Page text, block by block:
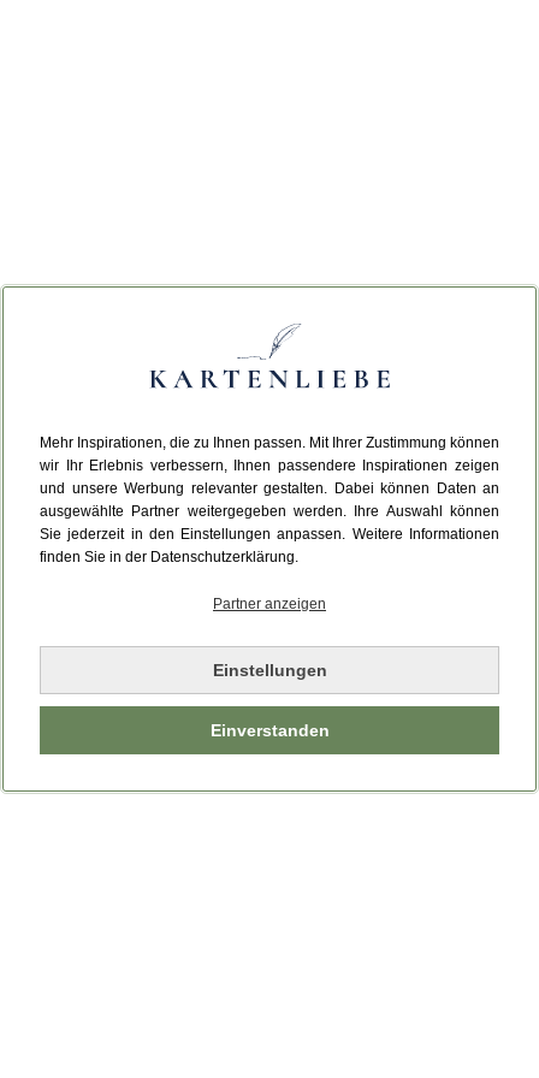
Mehr Inspirationen, die zu Ihnen passen. Mit Ihrer Zustimmung können
wir Ihr Erlebnis verbessern, Ihnen passendere Inspirationen zeigen
und unsere Werbung relevanter gestalten. Dabei können Daten an
ausgewählte Partner weitergegeben werden. Ihre Auswahl können
Sie jederzeit in den Einstellungen anpassen. Weitere Informationen
finden Sie in der Datenschutzerklärung.
Partner anzeigen
Einstellungen
Einverstanden